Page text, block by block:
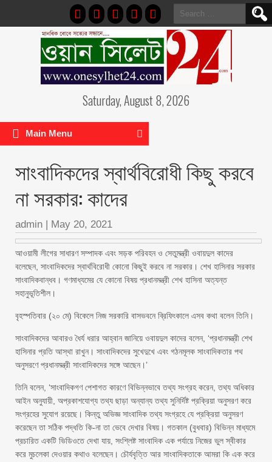
Search
for:
Saturday, August 8, 2026
Main Menu
সাংবাদিকদের স্বার্থবিরোধী কিছু করবে
না সরকার: কাদের
admin | May 20, 2021
আওয়ামী লীগের সাধারণ সম্পাদক এবং সড়ক পরিবহন ও সেতুমন্ত্রী ওবায়দুল কাদের
বলেছেন, সাংবাদিকদের স্বার্থবিরোধী কোনো কিছুই করবে না সরকার। শেখ হাসিনার সরকার
সাংবাদিকবান্ধব। গণমাধ্যমের যে কোনো বিষয় প্রধানমন্ত্রী শেখ হাসিনা অত্যন্ত
সহানুভূতিশীল।
বৃহস্পতিবার (২০ মে) বিকেলে নিজ সরকারি বাসভবনে ব্রিফিংকালে এসব কথা বলেন তিনি।
সাংবাদিকদের আবারও ধৈর্য ধরার আহ্বান জানিয়ে ওবায়দুল কাদের বলেন, ‘প্রধানমন্ত্রী শেখ
হাসিনার প্রতি আস্থা রাখুন। সাংবাদিকদের সুখেদুখে এবং গঠনমূলক সাংবাদিকতার পথ
অনুসরণে প্রধানমন্ত্রী সাংবাদিকদের সঙ্গে আছেন।’
তিনি বলেন, ‘সাংবাদিকগণ পেশাগত কারণে বিভিন্নভাবে তথ্য সংগ্রহ করেন, তথ্য অধিকার
আইন অনুযায়ী, অপ্রকাশযোগ্য তথ্য ছাড়া অন্যান্য তথ্য সুনির্দিষ্ট প্রক্রিয়া অনুসরণ করে
সংগ্রহের সুযোগ রয়েছে। কিন্তু অভিজ্ঞ সাংবাদিক তথ্য সংগ্রহে যে প্রক্রিয়া অনুসরণ
করেছেন তা সঠিক পদ্ধতি কি-না তা ভেবে দেখার বিষয়। গতকাল (বুধবার) বিভিন্ন মাধ্যমে
প্রচারিত একটি ভিডিওতে দেখা যায়, সংশ্লিষ্ট সাংবাদিক এক পর্যায়ে নিজের ভুল স্বীকার
করে মুচলেকা দেওয়ার কথাও বলেছেন। চৌর্যবৃত্তি আর সাংবাদিকতাকে আমরা কি এক করে